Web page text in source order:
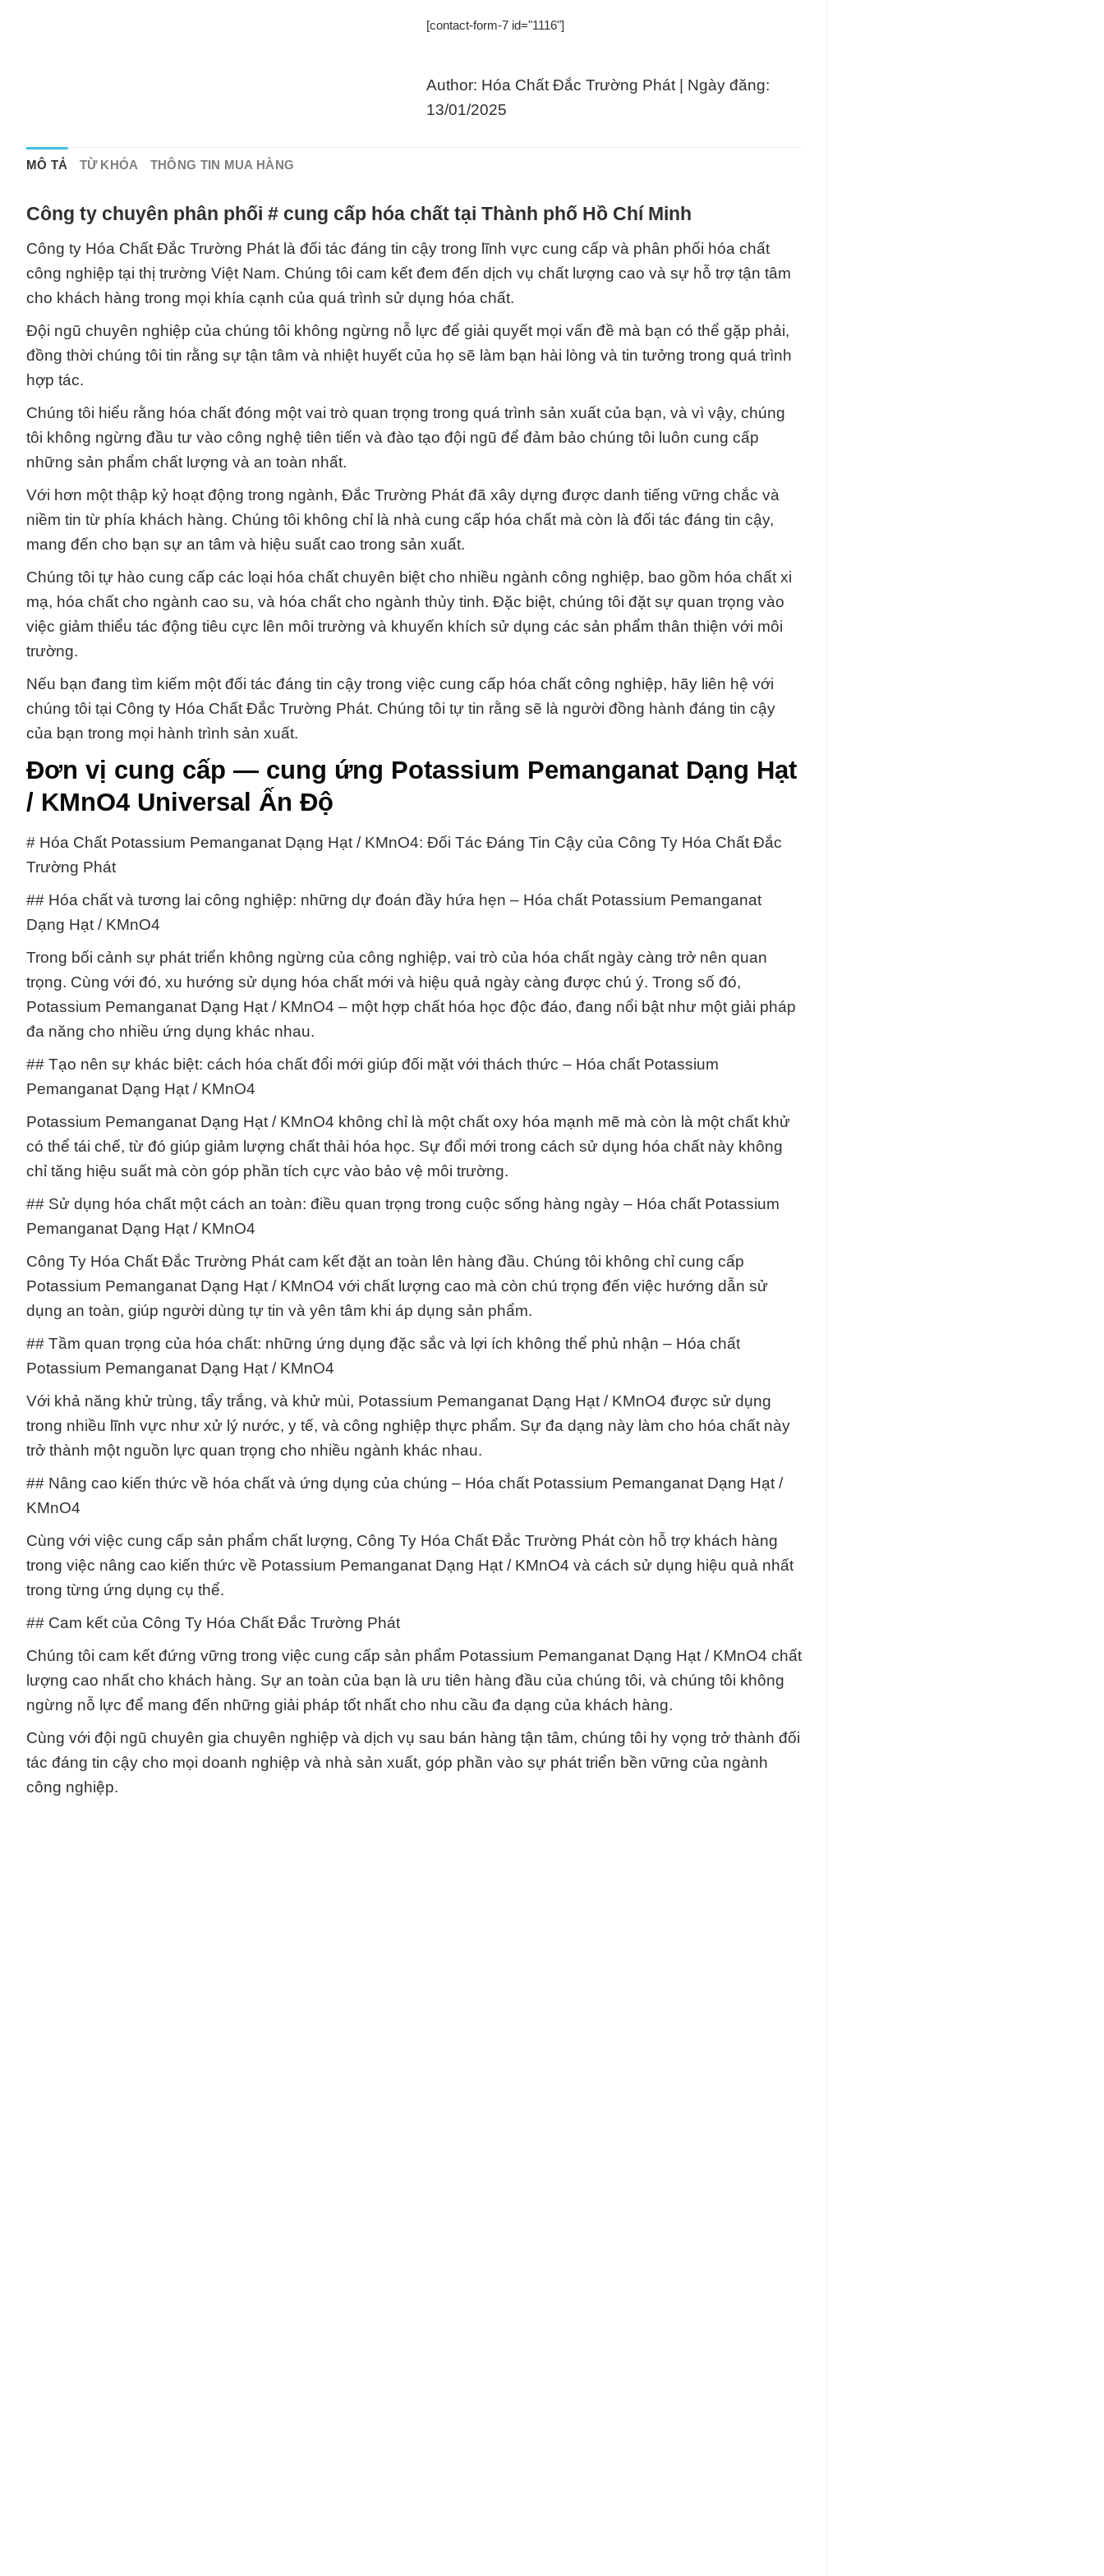
[contact-form-7 id="1116"]
Author: Hóa Chất Đắc Trường Phát | Ngày đăng:
13/01/2025
MÔ TẢ TỪ KHÓA THÔNG TIN MUA HÀNG
Công ty chuyên phân phối # cung cấp hóa chất tại Thành phố Hồ Chí Minh
Công ty Hóa Chất Đắc Trường Phát là đối tác đáng tin cậy trong lĩnh vực cung cấp và phân phối hóa chất
công nghiệp tại thị trường Việt Nam. Chúng tôi cam kết đem đến dịch vụ chất lượng cao và sự hỗ trợ tận tâm
cho khách hàng trong mọi khía cạnh của quá trình sử dụng hóa chất.
Đội ngũ chuyên nghiệp của chúng tôi không ngừng nỗ lực để giải quyết mọi vấn đề mà bạn có thể gặp phải,
đồng thời chúng tôi tin rằng sự tận tâm và nhiệt huyết của họ sẽ làm bạn hài lòng và tin tưởng trong quá trình
hợp tác.
Chúng tôi hiểu rằng hóa chất đóng một vai trò quan trọng trong quá trình sản xuất của bạn, và vì vậy, chúng
tôi không ngừng đầu tư vào công nghệ tiên tiến và đào tạo đội ngũ để đảm bảo chúng tôi luôn cung cấp
những sản phẩm chất lượng và an toàn nhất.
Với hơn một thập kỷ hoạt động trong ngành, Đắc Trường Phát đã xây dựng được danh tiếng vững chắc và
niềm tin từ phía khách hàng. Chúng tôi không chỉ là nhà cung cấp hóa chất mà còn là đối tác đáng tin cậy,
mang đến cho bạn sự an tâm và hiệu suất cao trong sản xuất.
Chúng tôi tự hào cung cấp các loại hóa chất chuyên biệt cho nhiều ngành công nghiệp, bao gồm hóa chất xi
mạ, hóa chất cho ngành cao su, và hóa chất cho ngành thủy tinh. Đặc biệt, chúng tôi đặt sự quan trọng vào
việc giảm thiểu tác động tiêu cực lên môi trường và khuyến khích sử dụng các sản phẩm thân thiện với môi
trường.
Nếu bạn đang tìm kiếm một đối tác đáng tin cậy trong việc cung cấp hóa chất công nghiệp, hãy liên hệ với
chúng tôi tại Công ty Hóa Chất Đắc Trường Phát. Chúng tôi tự tin rằng sẽ là người đồng hành đáng tin cậy
của bạn trong mọi hành trình sản xuất.
Đơn vị cung cấp — cung ứng Potassium Pemanganat Dạng Hạt
/ KMnO4 Universal Ấn Độ
# Hóa Chất Potassium Pemanganat Dạng Hạt / KMnO4: Đối Tác Đáng Tin Cậy của Công Ty Hóa Chất Đắc
Trường Phát
## Hóa chất và tương lai công nghiệp: những dự đoán đầy hứa hẹn – Hóa chất Potassium Pemanganat
Dạng Hạt / KMnO4
Trong bối cảnh sự phát triển không ngừng của công nghiệp, vai trò của hóa chất ngày càng trở nên quan
trọng. Cùng với đó, xu hướng sử dụng hóa chất mới và hiệu quả ngày càng được chú ý. Trong số đó,
Potassium Pemanganat Dạng Hạt / KMnO4 – một hợp chất hóa học độc đáo, đang nổi bật như một giải pháp
đa năng cho nhiều ứng dụng khác nhau.
## Tạo nên sự khác biệt: cách hóa chất đổi mới giúp đối mặt với thách thức – Hóa chất Potassium
Pemanganat Dạng Hạt / KMnO4
Potassium Pemanganat Dạng Hạt / KMnO4 không chỉ là một chất oxy hóa mạnh mẽ mà còn là một chất khử
có thể tái chế, từ đó giúp giảm lượng chất thải hóa học. Sự đổi mới trong cách sử dụng hóa chất này không
chỉ tăng hiệu suất mà còn góp phần tích cực vào bảo vệ môi trường.
## Sử dụng hóa chất một cách an toàn: điều quan trọng trong cuộc sống hàng ngày – Hóa chất Potassium
Pemanganat Dạng Hạt / KMnO4
Công Ty Hóa Chất Đắc Trường Phát cam kết đặt an toàn lên hàng đầu. Chúng tôi không chỉ cung cấp
Potassium Pemanganat Dạng Hạt / KMnO4 với chất lượng cao mà còn chú trọng đến việc hướng dẫn sử
dụng an toàn, giúp người dùng tự tin và yên tâm khi áp dụng sản phẩm.
## Tầm quan trọng của hóa chất: những ứng dụng đặc sắc và lợi ích không thể phủ nhận – Hóa chất
Potassium Pemanganat Dạng Hạt / KMnO4
Với khả năng khử trùng, tẩy trắng, và khử mùi, Potassium Pemanganat Dạng Hạt / KMnO4 được sử dụng
trong nhiều lĩnh vực như xử lý nước, y tế, và công nghiệp thực phẩm. Sự đa dạng này làm cho hóa chất này
trở thành một nguồn lực quan trọng cho nhiều ngành khác nhau.
## Nâng cao kiến thức về hóa chất và ứng dụng của chúng – Hóa chất Potassium Pemanganat Dạng Hạt /
KMnO4
Cùng với việc cung cấp sản phẩm chất lượng, Công Ty Hóa Chất Đắc Trường Phát còn hỗ trợ khách hàng
trong việc nâng cao kiến thức về Potassium Pemanganat Dạng Hạt / KMnO4 và cách sử dụng hiệu quả nhất
trong từng ứng dụng cụ thể.
## Cam kết của Công Ty Hóa Chất Đắc Trường Phát
Chúng tôi cam kết đứng vững trong việc cung cấp sản phẩm Potassium Pemanganat Dạng Hạt / KMnO4 chất
lượng cao nhất cho khách hàng. Sự an toàn của bạn là ưu tiên hàng đầu của chúng tôi, và chúng tôi không
ngừng nỗ lực để mang đến những giải pháp tốt nhất cho nhu cầu đa dạng của khách hàng.
Cùng với đội ngũ chuyên gia chuyên nghiệp và dịch vụ sau bán hàng tận tâm, chúng tôi hy vọng trở thành đối
tác đáng tin cậy cho mọi doanh nghiệp và nhà sản xuất, góp phần vào sự phát triển bền vững của ngành
công nghiệp.